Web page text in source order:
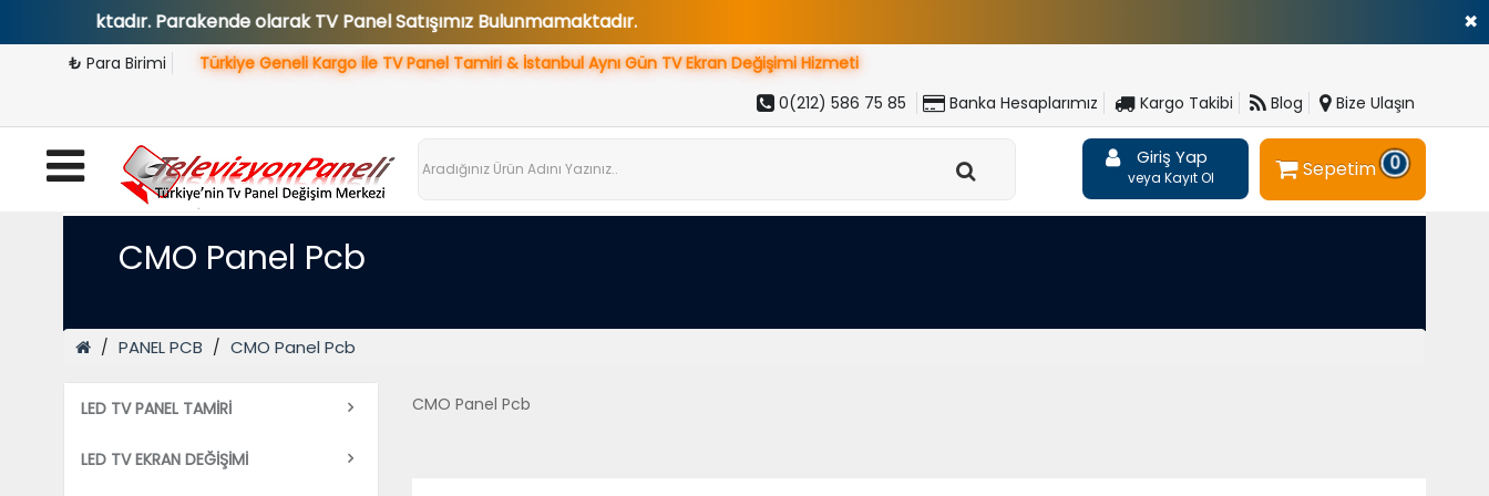
Parakende olarak TV Panel Satışımız Bulunmamaktadır. ✖
₺ Para Birimi Türkiye Geneli Kargo ile TV Panel Tamiri & İstanbul Aynı GünTV Ekran Değişimi Hizmeti
0(212) 586 75 85
Banka Hesaplarımız Kargo Takibi Blog Bize Ulaşın
Giriş Yap
veya Kayıt Ol Sepetim 0
CMO Panel Pcb
PANEL PCB CMO Panel Pcb
LED TV PANEL TAMİRİ
LED TV EKRAN DEĞİŞİMİ
CMO Panel Pcb